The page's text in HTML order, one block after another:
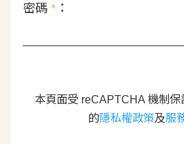
密碼 * ：
本頁面受 reCAPTCHA 機制
的隱私權政策及服